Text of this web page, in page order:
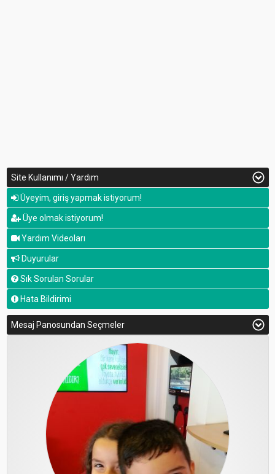
Site Kullanımı / Yardım
Üyeyim, giriş yapmak istiyorum!
Üye olmak istiyorum!
Yardım Videoları
Duyurular
Sık Sorulan Sorular
Hata Bildirimi
Mesaj Panosundan Seçmeler